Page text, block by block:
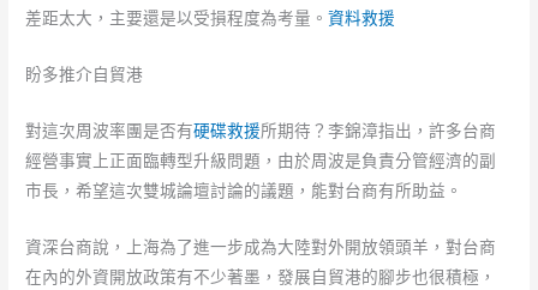
差距太大，主要還是以受損程度為考量。資料救援
盼多推介自貿港
對這次周波率團是否有硬碟救援所期待？李錦漳指出，許多台商
經營事實上正面臨轉型升級問題，由於周波是負責分管經濟的副
市長，希望這次雙城論壇討論的議題，能對台商有所助益。
資深台商說，上海為了進一步成為大陸對外開放領頭羊，對台商
在內的外資開放政策有不少著墨，發展自貿港的腳步也很積極，